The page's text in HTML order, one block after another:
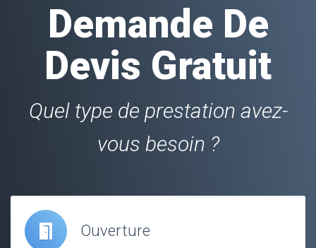
Demande De
Devis Gratuit
Quel type de prestation avez-
vous besoin ?
Ouverture